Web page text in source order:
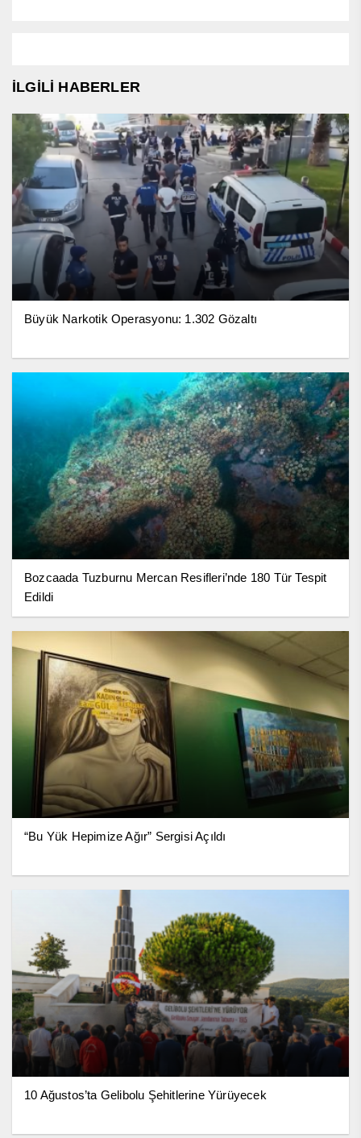
İLGİLİ HABERLER
Büyük Narkotik Operasyonu: 1.302 Gözaltı
Bozcaada Tuzburnu Mercan Resifleri’nde 180 Tür Tespit
Edildi
“Bu Yük Hepimize Ağır” Sergisi Açıldı
10 Ağustos’ta Gelibolu Şehitlerine Yürüyecek